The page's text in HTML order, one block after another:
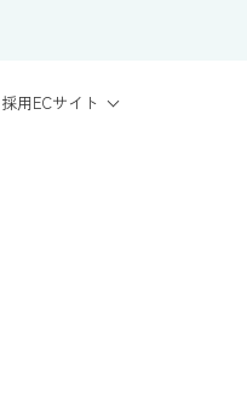
採用ECサイト